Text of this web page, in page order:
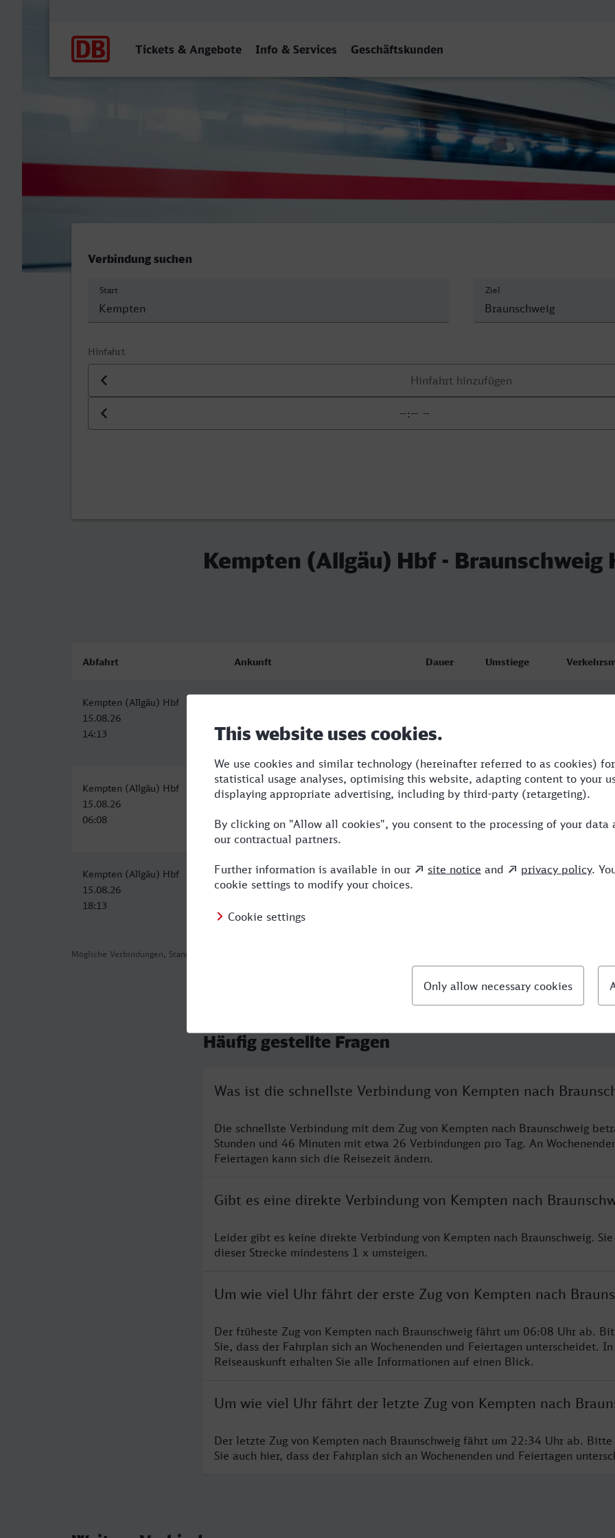
Tickets & Angebote Info & Services Geschäftskunden
Kempten (Allgäu) Hbf - Braunschweig Hbf
Verbindung suchen
Start Ziel
Hinfahrt
Datum der Hinfahrt
Uhrzeit der Hinfahrt
Kempten (Allgäu) Hbf - Braunschweig
Mögliche Verbindungen, Stand: 2026-08-01 04:21
Abfahrt Ankunft Dauer Umstiege
Kempten (Allgäu) Hbf
15.08.26
14:13
19:59
Kempten (Allgäu) Hbf
15.08.26
06:08
Braunschweig Hbf
15.08.26
13:01
6:53 3 RE,ICE
Kempten (Allgäu) Hbf
15.08.26
18:13
Braunschweig Hauptbahnhof
16.08.26
11:44 4
Häufig gestellte Fragen
Was ist die schnellste Verbindung von Kempten nach
Die schnellste Verbindung mit dem Zug von Kempten nach Braunschweig
Stunden und 46 Minuten mit etwa 26 Verbindungen pro Tag. An
Feiertagen kann sich die Reisezeit ändern.
Gibt es eine direkte Verbindung von Kempten nach
Leider gibt es keine direkte Verbindung von Kempten nach Braunschweig.
dieser Strecke mindestens 1 x umsteigen.
Um wie viel Uhr fährt der erste Zug von Kempten nach
Der früheste Zug von Kempten nach Braunschweig fährt um 06:08 Uhr ab.
Sie, dass der Fahrplan sich an Wochenenden und Feiertagen unterscheidet.
Reiseauskunft erhalten Sie alle Informationen auf einen Blick.
Um wie viel Uhr fährt der letzte Zug von Kempten nach
Der letzte Zug von Kempten nach Braunschweig fährt um 22:34 Uhr ab. Bitte
Sie auch hier, dass der Fahrplan sich an Wochenenden und Feiertagen